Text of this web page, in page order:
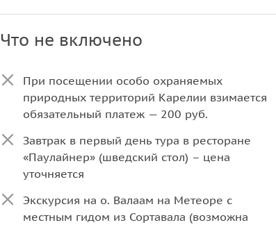
Что не включено
При посещении особо охраняемых
природных территорий Карелии взимается
обязательный платеж — 200 руб.
Завтрак в первый день тура в ресторане
«Паулайнер» (шведский стол) – цена
уточняется
Экскурсия на о. Валаам на Метеоре с
местным гидом из Сортавала (возможна